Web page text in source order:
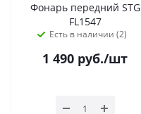
Фонарь передний STG
FL1547
Есть в наличии (2)
1 490 руб./шт